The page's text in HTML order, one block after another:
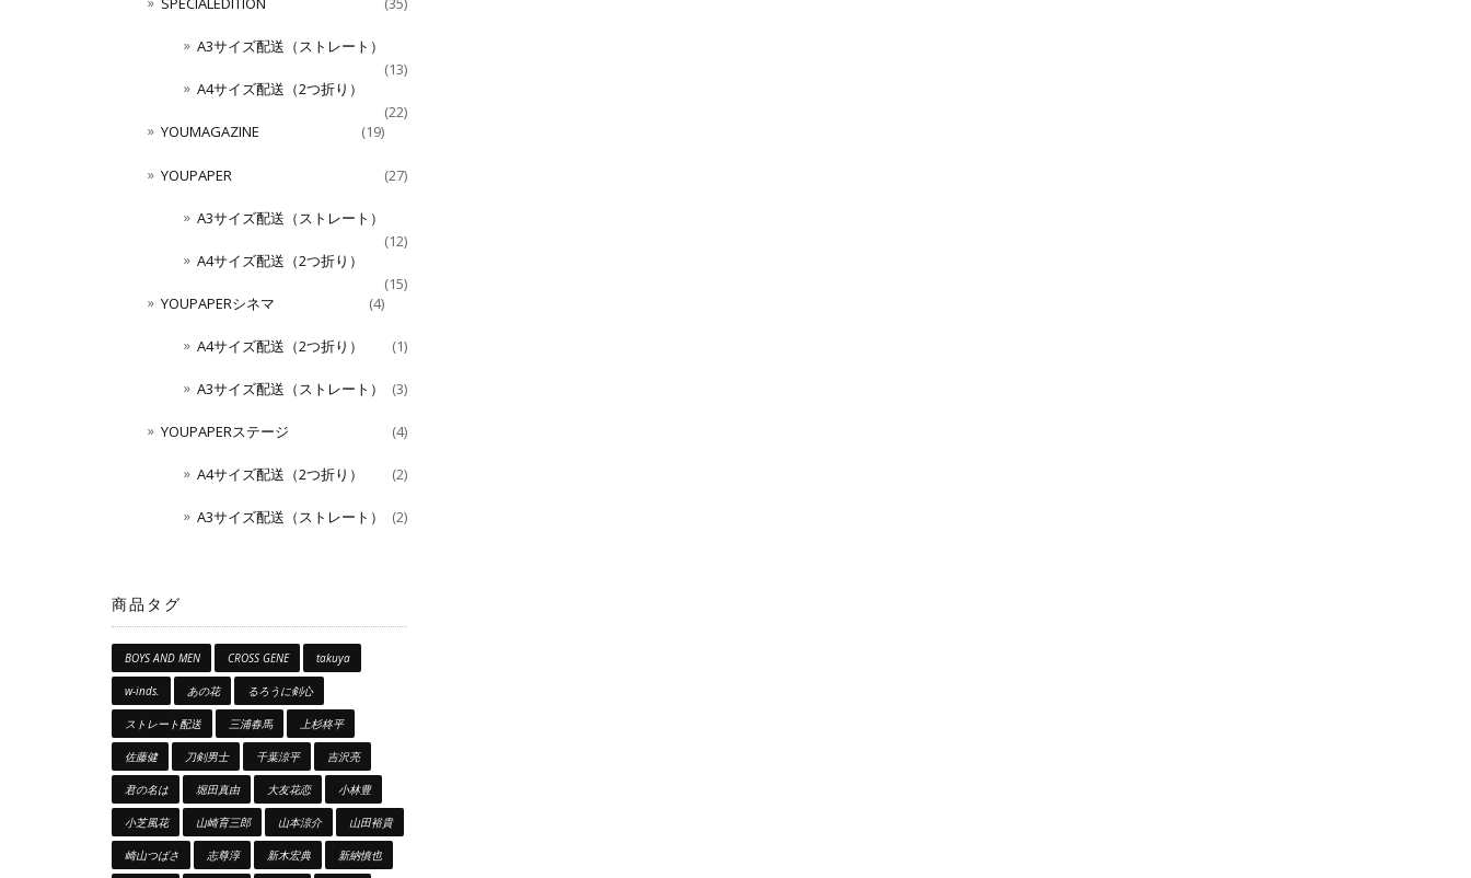
A3サイズ配送（ストレート）
(13)
A4サイズ配送（2つ折り）
(22)
YOUMAGAZINE
(19)
YOUPAPER (27)
A3サイズ配送（ストレート）
(12)
A4サイズ配送（2つ折り）
(15)
YOUPAPERシネマ
(4)
A4サイズ配送（2つ折り） (1)
A3サイズ配送（ストレート） (3)
YOUPAPERステージ (4)
A4サイズ配送（2つ折り） (2)
A3サイズ配送（ストレート） (2)
商品タグ
BOYS AND MEN CROSS GENE takuya
w-inds. あの花 るろうに剣心
ストレート配送 三浦春馬 上杉柊平
佐藤健 刀剣男士 千葉涼平 吉沢亮
君の名は 堀田真由 大友花恋 小林豊
小芝風花 山崎育三郎 山本涼介 山田裕貴
崎山つばさ 志尊淳 新木宏典 新納慎也